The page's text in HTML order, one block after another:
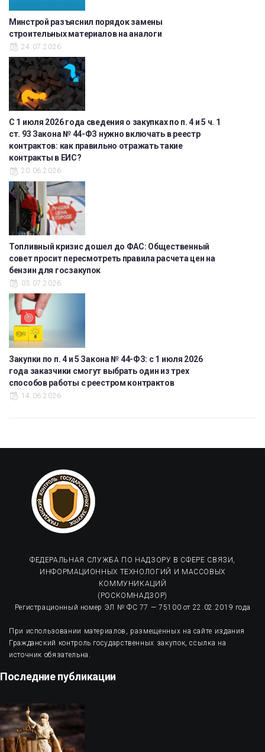
Минстрой разъяснил порядок замены
строительных материалов на аналоги
24.07.2026
С 1 июля 2026 года сведения о закупках по п. 4 и 5 ч. 1
ст. 93 Закона № 44-ФЗ нужно включать в реестр
контрактов: как правильно отражать такие
контракты в ЕИС?
20.06.2026
Топливный кризис дошел до ФАС: Общественный
совет просит пересмотреть правила расчета цен на
бензин для госзакупок
03.07.2026
Закупки по п. 4 и 5 Закона № 44-ФЗ: с 1 июля 2026
года заказчики смогут выбрать один из трех
способов работы с реестром контрактов
14.06.2026
ФЕДЕРАЛЬНАЯ СЛУЖБА ПО НАДЗОРУ В СФЕРЕ СВЯЗИ,
ИНФОРМАЦИОННЫХ ТЕХНОЛОГИЙ И МАССОВЫХ
КОММУНИКАЦИЙ
(РОСКОМНАДЗОР)
Регистрационный номер ЭЛ № ФС 77 — 75100 от 22.02.2019 года
При использовании материалов, размещенных на сайте издания
Гражданский контроль государственных закупок, ссылка на
источник обязательна.
Последние публикации